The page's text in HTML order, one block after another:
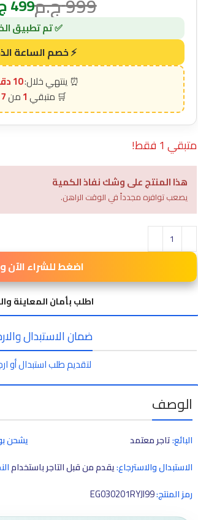
499
10 دقيقة و 56 ثانية
1
7
متبقي 1 فقط!
هذا المنتج على وشك نفاذ الكمية
يصعب توافره مجدداً في الوقت الراهن.
اضغط للشراء الآن
اطلب بأمان المعاينة
ضمان الاستبدال والارجاع
لتقديم طلب استبدال أو
الوصف
البائع:تاجر معتمد يشحن
الاستبدال والاسترجاع:يقدم من قبل التاجر باستخدام
رمز المنتج:EG030201RYJI99